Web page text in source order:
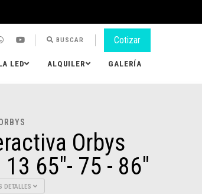
BUSCAR Cotizar
LED ALQUILER GALERÍA
Orbys
65"- 75 - 86"
DETALLES